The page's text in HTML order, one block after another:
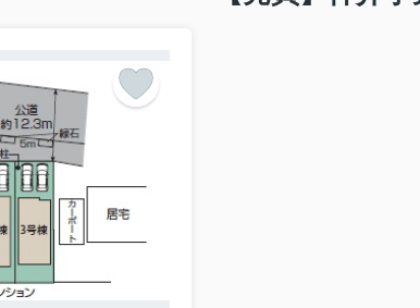
させていただくことがあります。
スメントの被害を受けた従業員へのケアを行うとともに
止に取り組みます。なお、この取り組みは「埼玉県カス
休業のお知らせ
賜り、誠にありがとうございます。
、誠に勝手ながら下記の期間をゴールデンウィーク休業とさ